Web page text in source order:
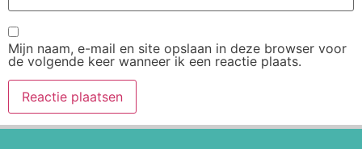
Mijn naam, e-mail en site opslaan in deze browser voor
de volgende keer wanneer ik een reactie plaats.